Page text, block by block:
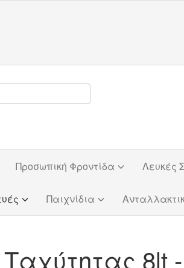
Προσωπική Φροντίδα Λευκές
Παιχνίδια
8lt -